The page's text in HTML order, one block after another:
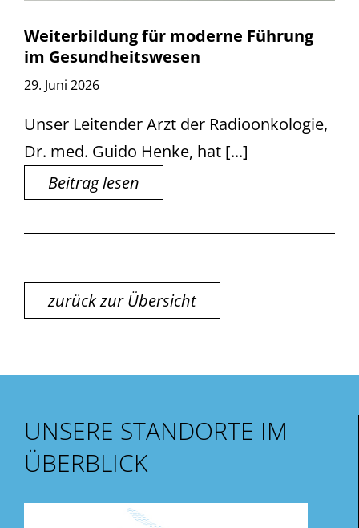
Weiterbildung für moderne Führung
im Gesundheitswesen
29. Juni 2026
Unser Leitender Arzt der Radioonkologie,
Dr. med. Guido Henke, hat [...]
Beitrag lesen
zurück zur Übersicht
UNSERE STANDORTE IM
ÜBERBLICK